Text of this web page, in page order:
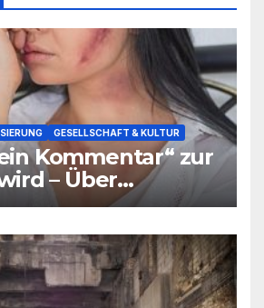
GESELLSCHAFT & KULTUR
Kommentar“ zur
– Über
aus Schulen, die